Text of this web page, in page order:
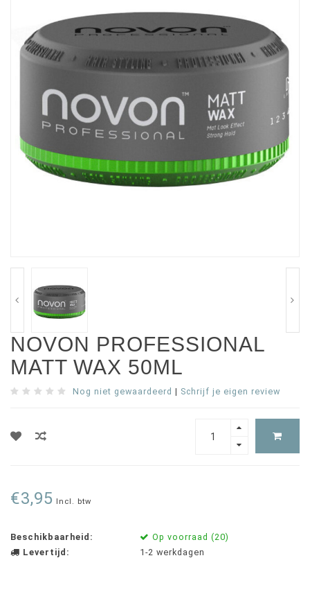
NOVON PROFESSIONAL
MATT WAX 50ML
Nog niet gewaardeerd | Schrijf je eigen review
€3,95 Incl. btw
Beschikbaarheid:
Op voorraad (20)
Levertijd:
1-2 werkdagen